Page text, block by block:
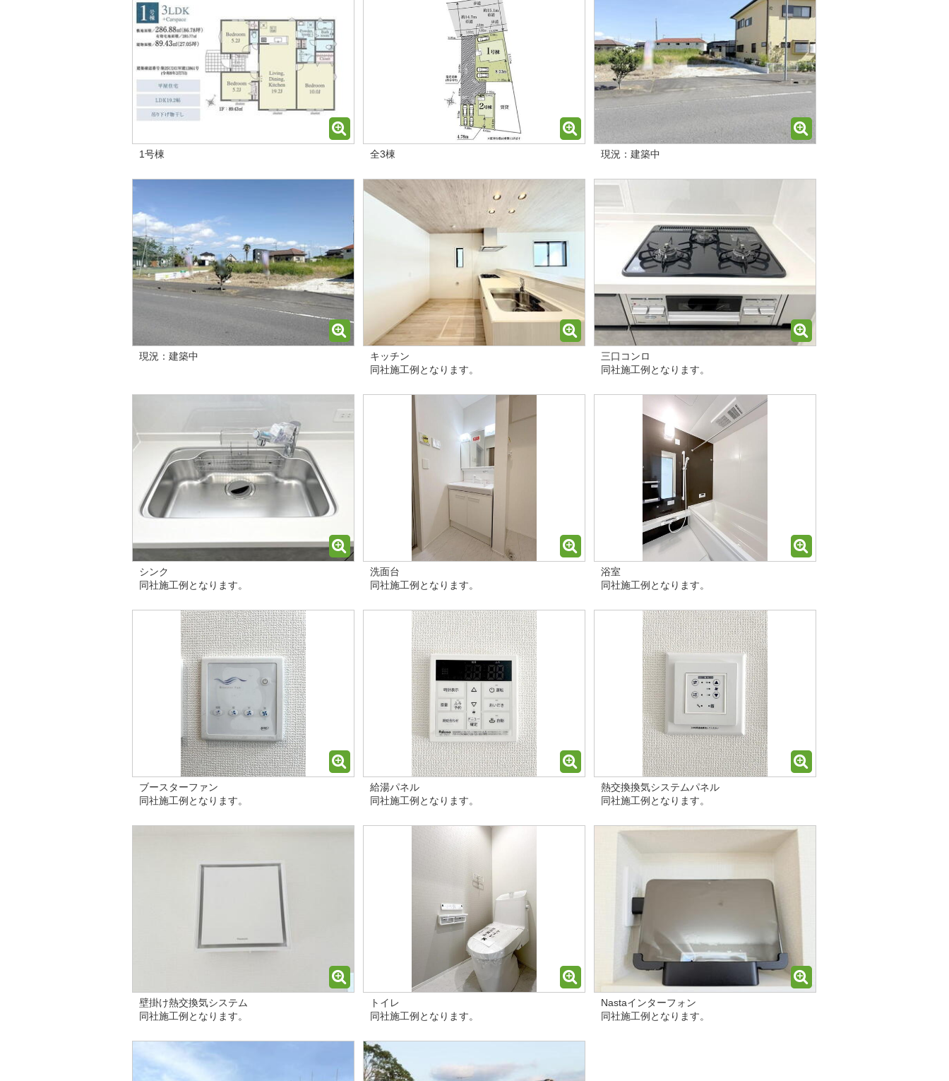
1号棟 全3棟 現況：建築中
現況：建築中
キッチン
同社施工例となります。
三口コンロ
同社施工例となります。
シンク
同社施工例となります。
洗面台
同社施工例となります。
浴室
同社施工例となります。
ブースターファン
同社施工例となります。
給湯パネル
同社施工例となります。
熱交換換気システムパネル
同社施工例となります。
壁掛け熱交換気システム
同社施工例となります。
トイレ
同社施工例となります。
Nastaインターフォン
同社施工例となります。